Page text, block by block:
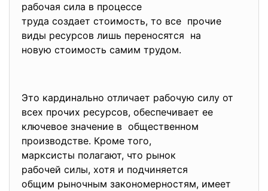
рабочая сила в процессе
труда создает стоимость, то все прочие
виды ресурсов лишь переносятся на
новую стоимость самим трудом.
Это кардинально отличает рабочую силу от
всех прочих ресурсов, обеспечивает ее
ключевое значение в общественном
производстве. Кроме того,
марксисты полагают, что рынок
рабочей силы, хотя и подчиняется
общим рыночным закономерностям, имеет